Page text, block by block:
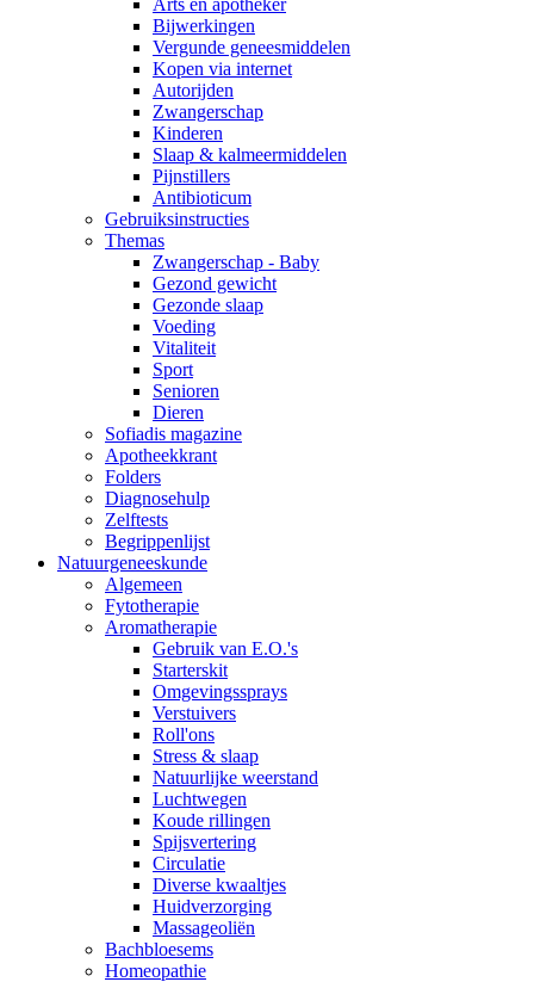
Arts en apotheker
Bijwerkingen
Vergunde geneesmiddelen
Kopen via internet
Autorijden
Zwangerschap
Kinderen
Slaap & kalmeermiddelen
Pijnstillers
Antibioticum
Gebruiksinstructies
Themas
Zwangerschap - Baby
Gezond gewicht
Gezonde slaap
Voeding
Vitaliteit
Sport
Senioren
Dieren
Sofiadis magazine
Apotheekkrant
Folders
Diagnosehulp
Zelftests
Begrippenlijst
Natuurgeneeskunde
Algemeen
Fytotherapie
Aromatherapie
Gebruik van E.O.'s
Starterskit
Omgevingssprays
Verstuivers
Roll'ons
Stress & slaap
Natuurlijke weerstand
Luchtwegen
Koude rillingen
Spijsvertering
Circulatie
Diverse kwaaltjes
Huidverzorging
Massageoliën
Bachbloesems
Homeopathie